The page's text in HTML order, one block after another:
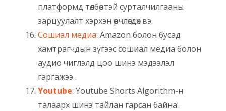
платформд төлбөртэй сурталчилгааны
зарцуулалт хэрхэн өөрчлөгдөх вэ.
Сошиал медиа: Amazon болон бусад
хамтрагчдын зүгээс сошиал медиа болон
аудио чиглэлд цоо шинэ мэдээлэл
гаргажээ .
Youtube: Youtube Shorts Algorithm-н
талаарх шинэ тайлан гарсан байна.